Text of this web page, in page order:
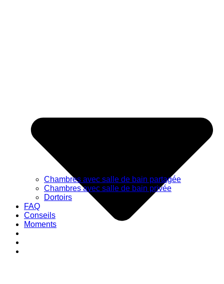
Chambres avec salle de bain partagée
Chambres avec salle de bain privée
Dortoirs
FAQ
Conseils
Moments